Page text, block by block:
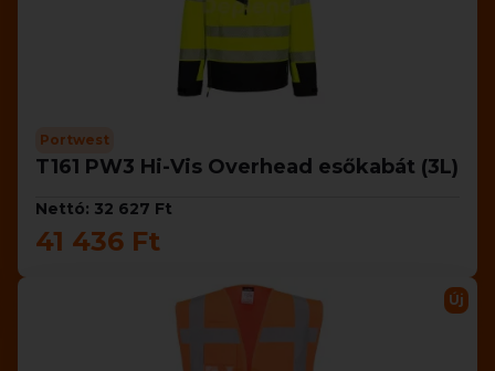
Portwest
T161 PW3 Hi-Vis Overhead esőkabát (3L)
Nettó: 32 627 Ft
41 436 Ft
Új